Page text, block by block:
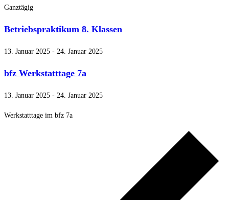
Ganztägig
Betriebspraktikum 8. Klassen
13. Januar 2025 - 24. Januar 2025
bfz Werkstatttage 7a
13. Januar 2025 - 24. Januar 2025
Werkstatttage im bfz 7a